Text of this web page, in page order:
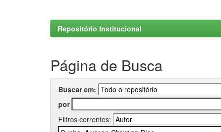
Repositório Institucional
Página de Busca
Buscar em:
por
Filtros correntes: